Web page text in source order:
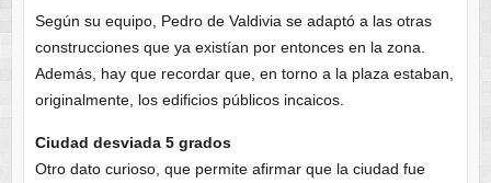
Según su equipo, Pedro de Valdivia se adaptó a las otras
construcciones que ya existían por entonces en la zona.
Además, hay que recordar que, en torno a la plaza estaban,
originalmente, los edificios públicos incaicos.
Ciudad desviada 5 grados
Otro dato curioso, que permite afirmar que la ciudad fue